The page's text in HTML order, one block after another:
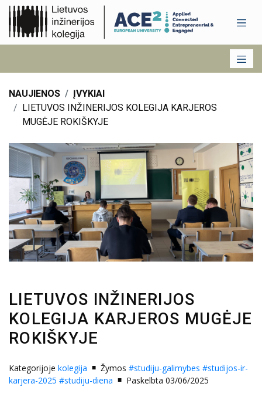
NAUJIENOS
ĮVYKIAI
LIETUVOS INŽINERIJOS KOLEGIJA KARJEROS
MUGĖJE ROKIŠKYJE
LIETUVOS INŽINERIJOS
KOLEGIJA KARJEROS MUGĖJE
ROKIŠKYJE
Kategorijoje kolegija Žymos #studiju-galimybes #studijos-ir-
karjera-2025 #studiju-diena Paskelbta 03/06/2025